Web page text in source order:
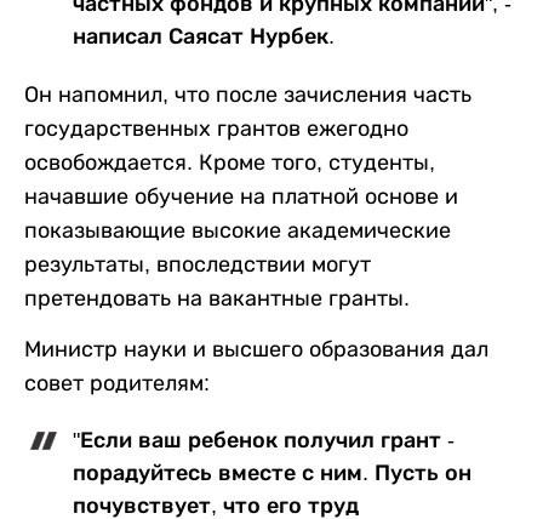
написал Саясат Нурбек.
Он напомнил, что после зачисления часть
государственных грантов ежегодно
освобождается. Кроме того, студенты,
начавшие обучение на платной основе и
показывающие высокие академические
результаты, впоследствии могут
претендовать на вакантные гранты.
Министр науки и высшего образования дал
совет родителям:
"Если ваш ребенок получил грант -
порадуйтесь вместе с ним. Пусть он
почувствует, что его труд